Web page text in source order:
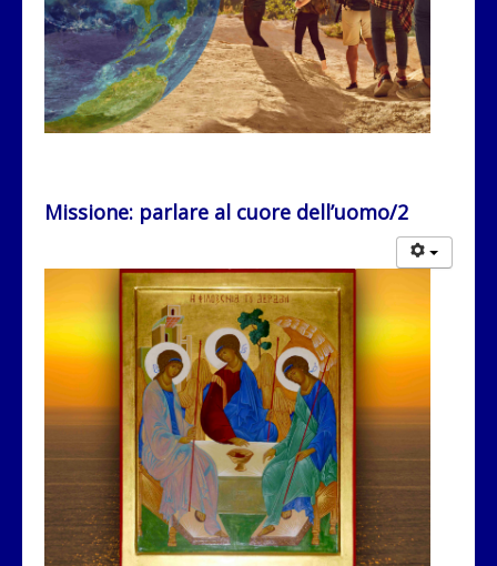
Missione: parlare al cuore dell’uomo/2